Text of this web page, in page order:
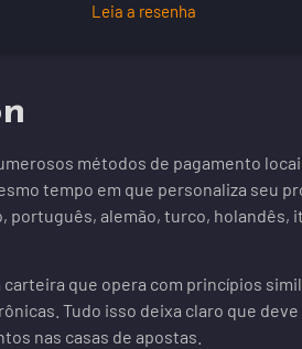
Leia a resenha
métodos de pagamento
tempo em que personaliza seu
português, alemão, turco, holandês,
carteira que opera com princípios
Tudo isso deixa claro que
nas casas de apostas.